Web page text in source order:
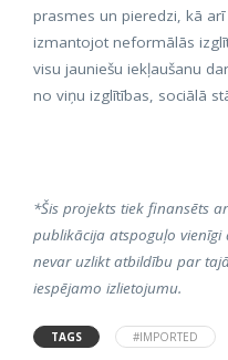
prasmes un pieredzi, kā
izmantojot neformālās
visu jauniešu iekļaušanu
no viņu izglītības, sociālā
*Šis projekts tiek finansēts
publikācija atspoguļo
nevar uzlikt atbildību par
iespējamo izlietojumu.
TAGS #IMPORTED